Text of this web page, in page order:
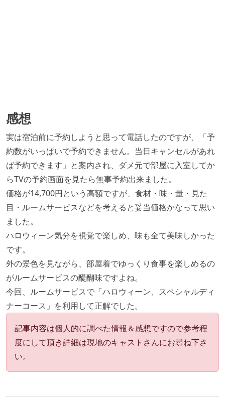
感想
実は宿泊前に予約しようと思って電話したのですが、「予
約数がいっぱいで予約できません。当日キャンセルがあれ
ば予約できます」と案内され、ダメ元で部屋に入室してか
らTVの予約画面を見たら無事予約出来ました。
価格が14,700円という高額ですが、食材・味・量・見た
目・ルームサービスなどを考えると妥当価格かなって思い
ました。
ハロウィーン気分を視覚で楽しめ、味も全て美味しかった
です。
外の景色を見ながら、部屋着でゆっくり食事を楽しめるの
がルームサービスの醍醐味ですよね。
今回、ルームサービスで「ハロウィーン、スペシャルディ
ナーコース」を利用して正解でした。
記事内容は個人的に調べた情報＆感想ですので参考程
度にして頂き詳細は現地のキャストさんにお尋ね下さ
い。